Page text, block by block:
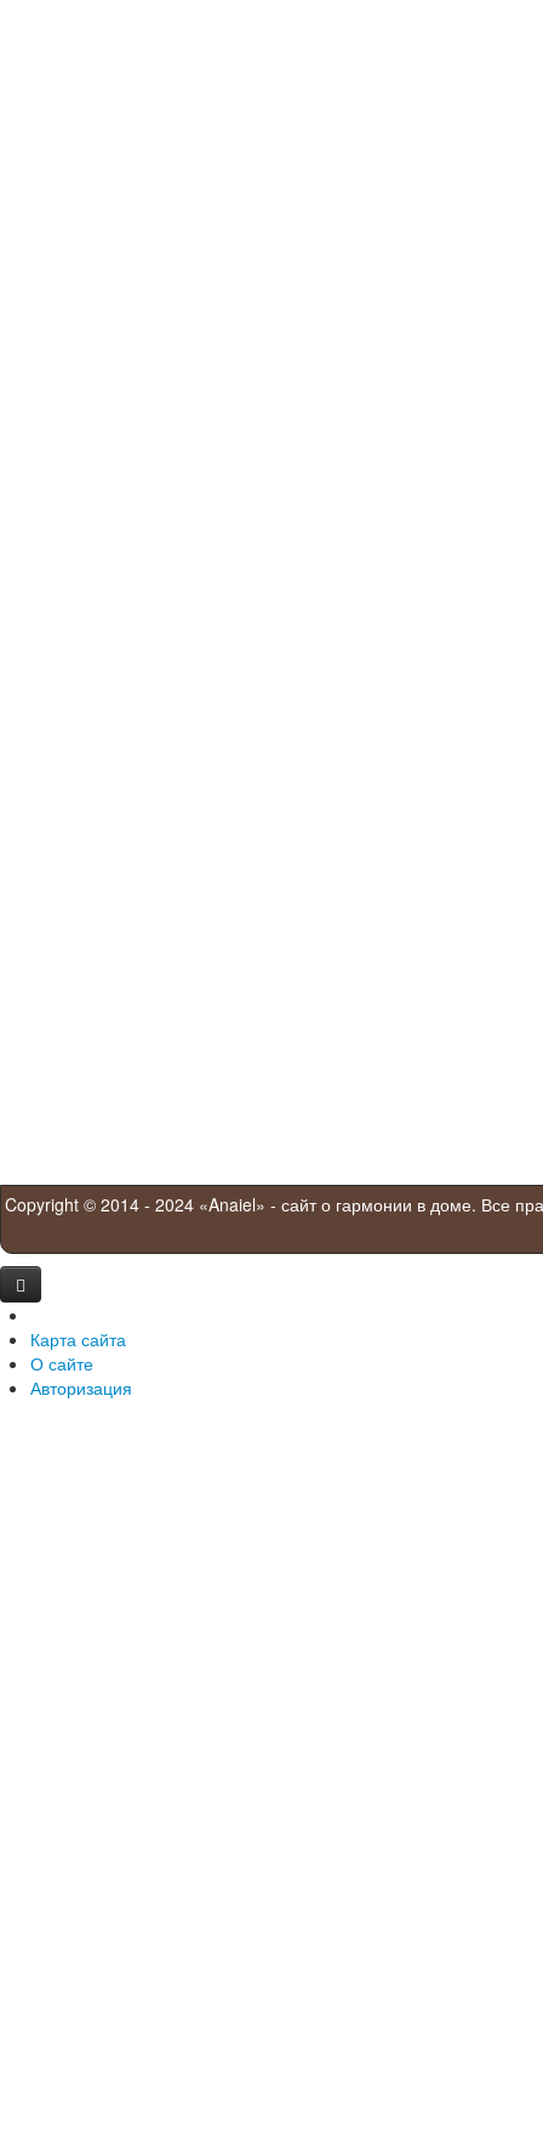
Copyright © 2014 - 2024 «Anaiel» - сайт о гармонии в доме. Все
Карта сайта
О сайте
Авторизация